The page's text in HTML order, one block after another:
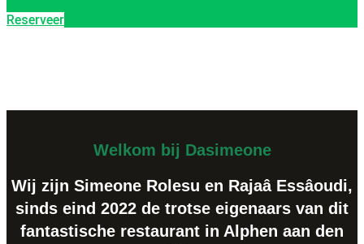
Reserveer
Welkom bij Dasimeone
Wij zijn Simeone Rolesu en Rajaâ Essâoudi,
sinds eind 2022 de trotse eigenaars van dit
fantastische restaurant in Alphen aan den